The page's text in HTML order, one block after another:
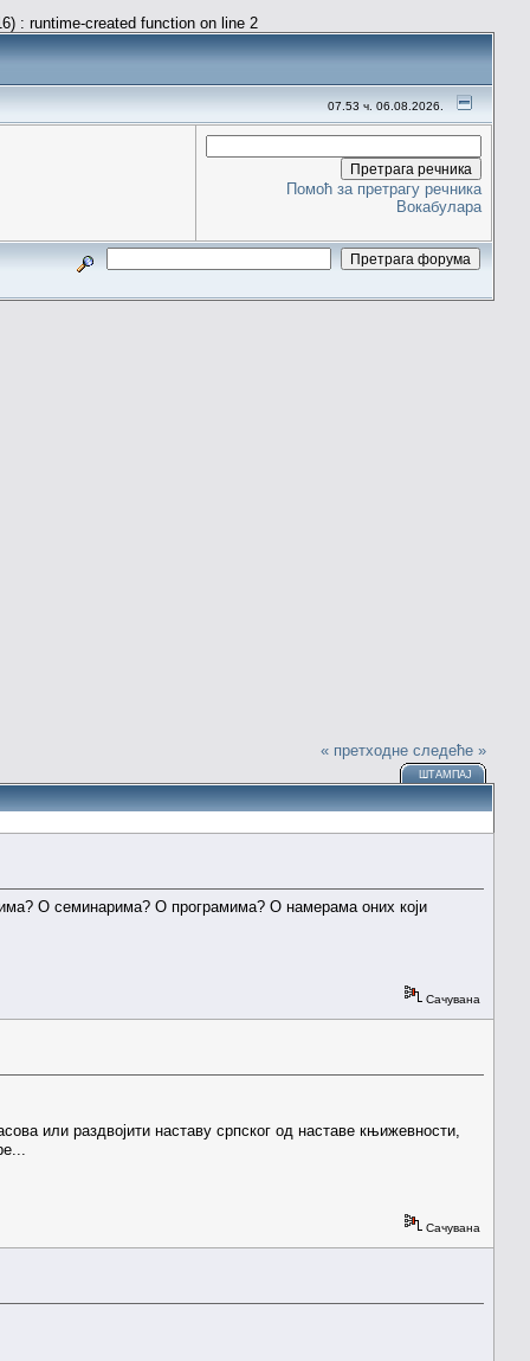
: runtime-created function on line 2
07.53 ч. 06.08.2026.
Помоћ за претрагу речника
Вокабулара
« претходне следеће »
ШТАМПАЈ
О семинарима? О програмима? О намерама оних који
Сачувана
или раздвојити наставу српског од наставе књижевности,
Сачувана